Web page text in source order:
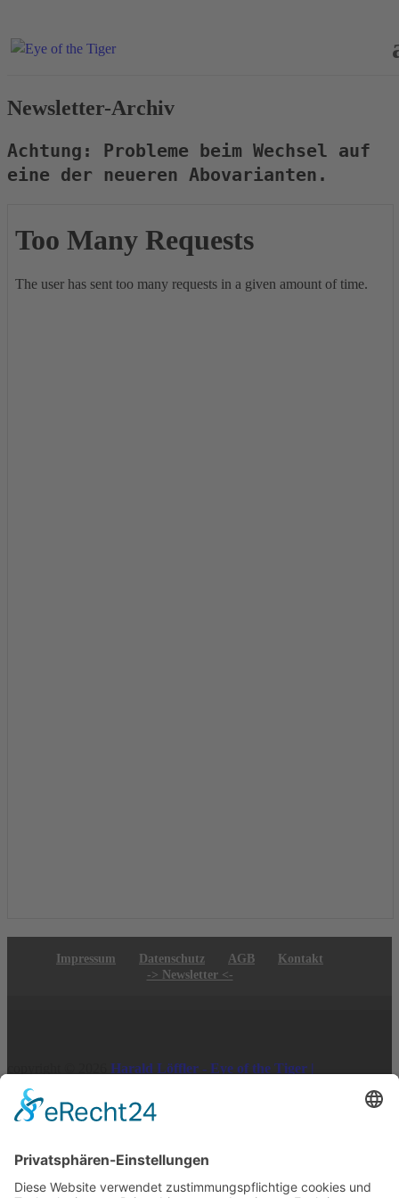
Newsletter-Archiv
Achtung: Probleme beim Wechsel auf
eine der neueren Abovarianten.
Impressum Datenschutz AGB
Kontakt
-> Newsletter <-
Harald Löffler - Eye of the Tiger |
Vertrag widerrufen